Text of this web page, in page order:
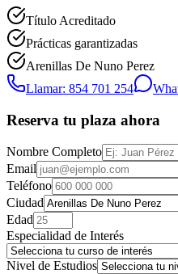
Título Acreditado
Prácticas garantizadas
Arenillas De Nuno Perez
Llamar: 854 701 254
Reserva tu plaza ahora
Nombre Completo
Email
Teléfono
Ciudad
Edad
Especialidad de Interés
Nivel de Estudios